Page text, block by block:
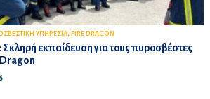
ΥΠΗΡΕΣΙΑ, FIRE DRAGON
Σκληρή εκπαίδευση για τους πυροσβέστες
Dragon